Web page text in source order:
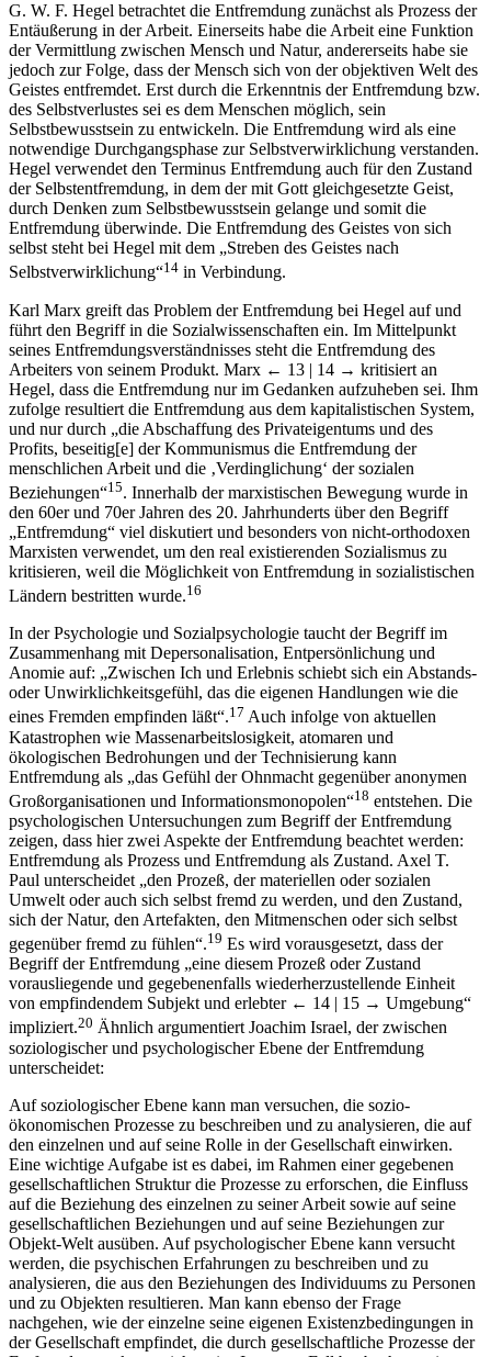
G. W. F. Hegel betrachtet die Entfremdung zunächst als Prozess der
Entäußerung in der Arbeit. Einerseits habe die Arbeit eine Funktion
der Vermittlung zwischen Mensch und Natur, andererseits habe sie
jedoch zur Folge, dass der Mensch sich von der objektiven Welt des
Geistes entfremdet. Erst durch die Erkenntnis der Entfremdung bzw.
des Selbstverlustes sei es dem Menschen möglich, sein
Selbstbewusstsein zu entwickeln. Die Entfremdung wird als eine
notwendige Durchgangsphase zur Selbstverwirklichung verstanden.
Hegel verwendet den Terminus Entfremdung auch für den Zustand
der Selbstentfremdung, in dem der mit Gott gleichgesetzte Geist,
durch Denken zum Selbstbewusstsein gelange und somit die
Entfremdung überwinde. Die Entfremdung des Geistes von sich
selbst steht bei Hegel mit dem „Streben des Geistes nach
Selbstverwirklichung“14 in Verbindung.
Karl Marx greift das Problem der Entfremdung bei Hegel auf und
führt den Begriff in die Sozialwissenschaften ein. Im Mittelpunkt
seines Entfremdungsverständnisses steht die Entfremdung des
Arbeiters von seinem Produkt. Marx ← 13 | 14 → kritisiert an
Hegel, dass die Entfremdung nur im Gedanken aufzuheben sei. Ihm
zufolge resultiert die Entfremdung aus dem kapitalistischen System,
und nur durch „die Abschaffung des Privateigentums und des
Profits, beseitig[e] der Kommunismus die Entfremdung der
menschlichen Arbeit und die ‚Verdinglichung‘ der sozialen
Beziehungen“15. Innerhalb der marxistischen Bewegung wurde in
den 60er und 70er Jahren des 20. Jahrhunderts über den Begriff
„Entfremdung“ viel diskutiert und besonders von nicht-orthodoxen
Marxisten verwendet, um den real existierenden Sozialismus zu
kritisieren, weil die Möglichkeit von Entfremdung in sozialistischen
Ländern bestritten wurde.16
In der Psychologie und Sozialpsychologie taucht der Begriff im
Zusammenhang mit Depersonalisation, Entpersönlichung und
Anomie auf: „Zwischen Ich und Erlebnis schiebt sich ein Abstands-
oder Unwirklichkeitsgefühl, das die eigenen Handlungen wie die
eines Fremden empfinden läßt“.17 Auch infolge von aktuellen
Katastrophen wie Massenarbeitslosigkeit, atomaren und
ökologischen Bedrohungen und der Technisierung kann
Entfremdung als „das Gefühl der Ohnmacht gegenüber anonymen
Großorganisationen und Informationsmonopolen“18 entstehen. Die
psychologischen Untersuchungen zum Begriff der Entfremdung
zeigen, dass hier zwei Aspekte der Entfremdung beachtet werden:
Entfremdung als Prozess und Entfremdung als Zustand. Axel T.
Paul unterscheidet „den Prozeß, der materiellen oder sozialen
Umwelt oder auch sich selbst fremd zu werden, und den Zustand,
sich der Natur, den Artefakten, den Mitmenschen oder sich selbst
gegenüber fremd zu fühlen“.19 Es wird vorausgesetzt, dass der
Begriff der Entfremdung „eine diesem Prozeß oder Zustand
vorausliegende und gegebenenfalls wiederherzustellende Einheit
von empfindendem Subjekt und erlebter ← 14 | 15 → Umgebung“
impliziert.20 Ähnlich argumentiert Joachim Israel, der zwischen
soziologischer und psychologischer Ebene der Entfremdung
unterscheidet:
Auf soziologischer Ebene kann man versuchen, die sozio-
ökonomischen Prozesse zu beschreiben und zu analysieren, die auf
den einzelnen und auf seine Rolle in der Gesellschaft einwirken.
Eine wichtige Aufgabe ist es dabei, im Rahmen einer gegebenen
gesellschaftlichen Struktur die Prozesse zu erforschen, die Einfluss
auf die Beziehung des einzelnen zu seiner Arbeit sowie auf seine
gesellschaftlichen Beziehungen und auf seine Beziehungen zur
Objekt-Welt ausüben. Auf psychologischer Ebene kann versucht
werden, die psychischen Erfahrungen zu beschreiben und zu
analysieren, die aus den Beziehungen des Individuums zu Personen
und zu Objekten resultieren. Man kann ebenso der Frage
nachgehen, wie der einzelne seine eigenen Existenzbedingungen in
der Gesellschaft empfindet, die durch gesellschaftliche Prozesse der